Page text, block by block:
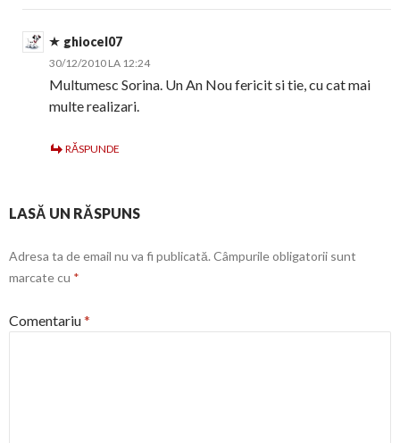
ghiocel07
30/12/2010 LA 12:24
Multumesc Sorina. Un An Nou fericit si tie, cu cat mai
multe realizari.
RĂSPUNDE
LASĂ UN RĂSPUNS
Adresa ta de email nu va fi publicată. Câmpurile obligatorii sunt
marcate cu *
Comentariu*